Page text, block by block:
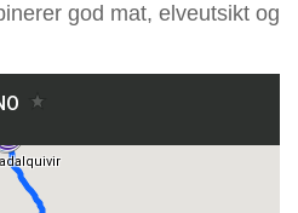
god mat, elveutsikt og